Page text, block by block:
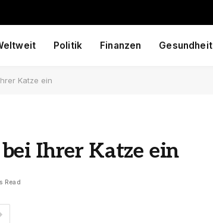
Politik Finanzen Gesundheit
Katze ein
Ihrer Katze ein
Read